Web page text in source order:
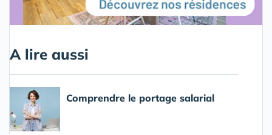
A lire aussi
Comprendre le portage salarial